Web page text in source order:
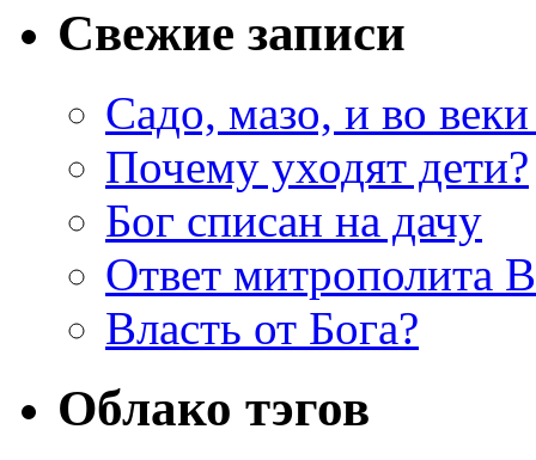
Свежие записи
Садо, мазо, и во веки
Почему уходят дети?
Бог списан на дачу
Ответ митрополита
Власть от Бога?
Облако тэгов